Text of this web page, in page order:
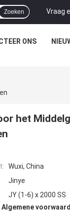
Vraag
Zoeken
ONS
het
Wuxi, China
Jinye
JY (1-6) x 2000 SS